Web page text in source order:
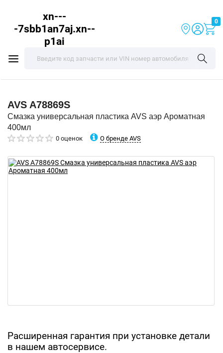
xn---
-7sbb1an7aj.xn--
p1ai
0
AVS A78869S
Смазка универсальная пластика AVS аэр Ароматная
400мл
0 оценок О бренде AVS
Расширенная гарантия при установке детали
в нашем автосервисе.